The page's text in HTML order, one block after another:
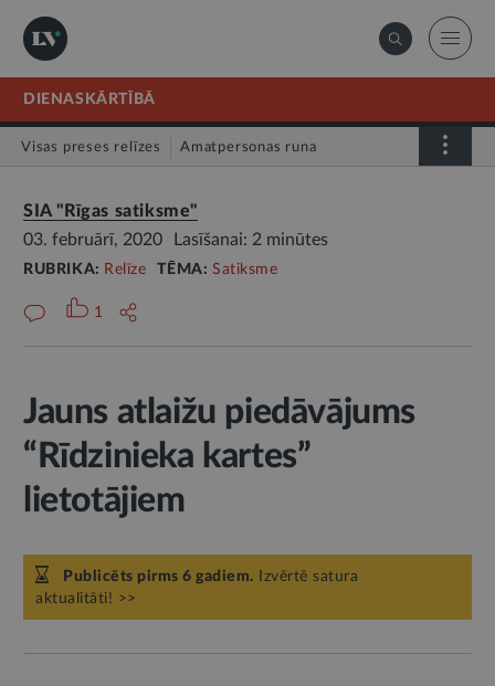
DIENASKĀRTĪBĀ
Visas preses relīzes Amatpersonas runa
SIA "Rīgas satiksme"
03. februārī, 2020
Lasīšanai: 2 minūtes
RUBRIKA: Relīze TĒMA:Satiksme
1
Jauns atlaižu piedāvājums
“Rīdzinieka kartes”
lietotājiem
Publicēts pirms 6 gadiem. Izvērtē satura
aktualitāti! >>